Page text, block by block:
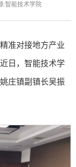
:智能技术学院
准对接地方产业
日，智能技术学
庄镇副镇长吴振